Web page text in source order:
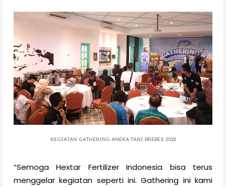
KEGIATAN GATHERING ANEKA TANI BREBES 2022
“Semoga Hextar Fertilizer Indonesia bisa terus
menggelar kegiatan seperti ini. Gathering ini kami